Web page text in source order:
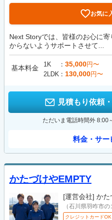
お気に
Next Storyでは、皆様のお心に
からないようサポートさせて...
基本料金 1K 35,000円〜
2LDK
130,000円〜
見積もり依頼
ただいま電話時間外 8:00
料金・サー
かたづけやEMPTY
[運営会社] かた
（石川県羽咋市
クレジットカードOK